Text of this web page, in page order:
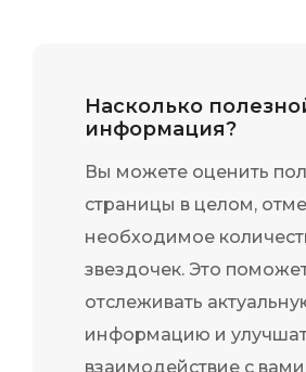
Насколько
информация?
Вы можете оценить
страницы в целом,
необходимое
звездочек. Это
отслеживать
информацию и
взаимодействие с